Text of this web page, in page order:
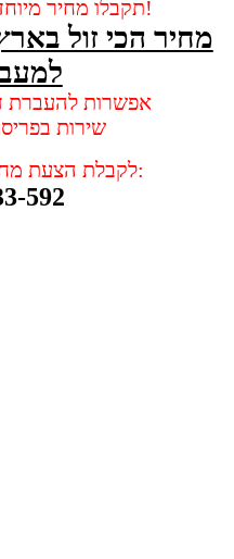
תקבלו מחיר מיוחד בהזמנה דרך האתר!
אפשרות להעברת
שירות
לקבלת הצעת מחיר ללא תחרות חייגו:
592